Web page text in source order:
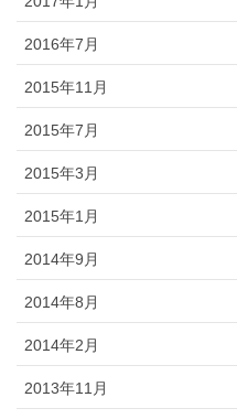
2016年7月
2015年11月
2015年7月
2015年3月
2015年1月
2014年9月
2014年8月
2014年2月
2013年11月